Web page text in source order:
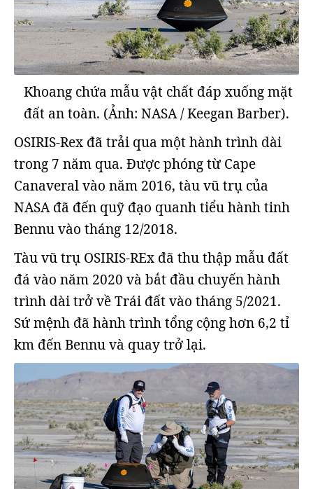
Khoang chứa mẫu vật chất đáp xuống mặt
đất an toàn. (Ảnh: NASA / Keegan Barber).
OSIRIS-Rex đã trải qua một hành trình dài
trong 7 năm qua. Được phóng từ Cape
Canaveral vào năm 2016, tàu vũ trụ của
NASA đã đến quỹ đạo quanh tiểu hành tinh
Bennu vào tháng 12/2018.
Tàu vũ trụ OSIRIS-REx đã thu thập mẫu đất
đá vào năm 2020 và bắt đầu chuyến hành
trình dài trở về Trái đất vào tháng 5/2021.
Sứ mệnh đã hành trình tổng cộng hơn 6,2 tỉ
km đến Bennu và quay trở lại.